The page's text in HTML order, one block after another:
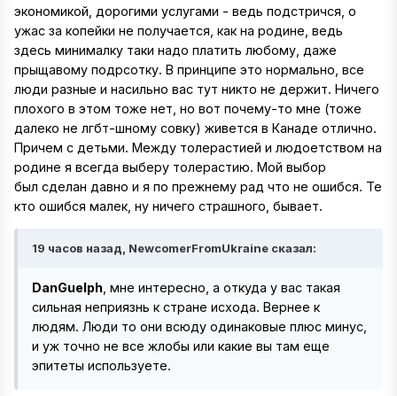
экономикой, дорогими услугами - ведь подстричся, о
ужас за копейки не получается, как на родине, ведь
здесь минималку таки надо платить любому, даже
прыщавому подрсотку. В принципе это нормально, все
люди разные и насильно вас тут никто не держит. Ничего
плохого в этом тоже нет, но вот почему-то мне (тоже
далеко не лгбт-шному совку) живется в Канаде отлично.
Причем с детьми. Между толерастией и людоетством на
родине я всегда выберу толерастию. Мой выбор
был сделан давно и я по прежнему рад что не ошибся. Те
кто ошибся малек, ну ничего страшного, бывает.
19 часов назад, NewcomerFromUkraine сказал:
DanGuelph , мне интересно, а откуда у вас такая
сильная неприязнь к стране исхода. Вернее к
людям. Люди то они всюду одинаковые плюс минус,
и уж точно не все жлобы или какие вы там еще
эпитеты используете.